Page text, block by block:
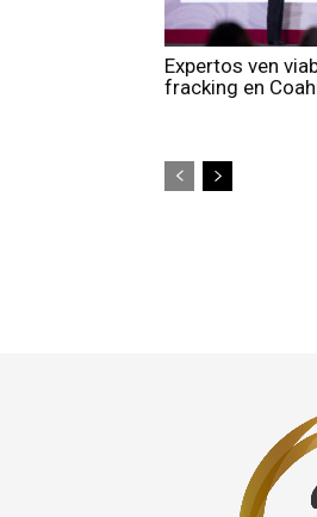
Expertos ven
fracking en